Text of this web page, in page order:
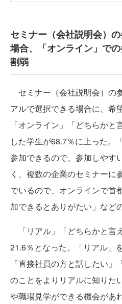
セミナー（会社説明会）
場合、「オンライン」で
割弱
セミナー（会社説明会）の
アルで選択できる場合に、希
「オンライン」「どちらか
した学生が68.7％に上った。
参加できるので、参加しやす
く、複数の企業のセミナーに
でいるので、オンラインで首
加できるとありがたい」など
「リアル」「どちらかと言
21.6％となった。「リアル」
「直接社員の方と話したい
のことをよりリアルに知りた
や職場見学ができる機会があ